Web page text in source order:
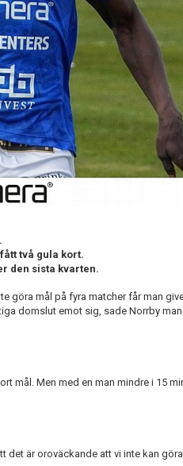
två gula kort.
den sista kvarten.
göra mål på fyra matcher får man
domslut emot sig, sade Norrby
mål. Men med en man mindre i 15
är oroväckande att vi inte kan